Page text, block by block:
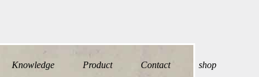
Knowledge Product Contact shop